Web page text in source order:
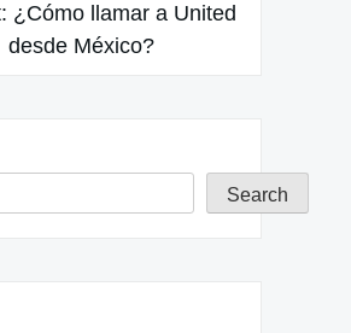
¿Cómo llamar a United
desde México?
Search